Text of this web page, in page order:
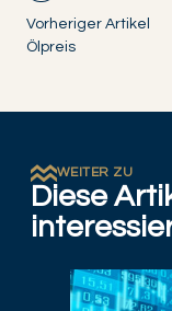
Vorheriger Artikel
Ölpreis
WEITER ZU
Diese